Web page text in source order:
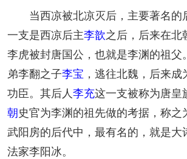
当西凉被北凉灭后，主要著名的
一支是西凉后主李歆之后，后来在北
李虎被封唐国公，也就是李渊的祖父
弟李翻之子李宝 ，逃往北魏，后来
功臣。其后人李充这一支被称为唐皇
朝 史官为李渊的祖先做的考据，称之
武阳房的后代中，最有名的，就是大
法家李阳冰。